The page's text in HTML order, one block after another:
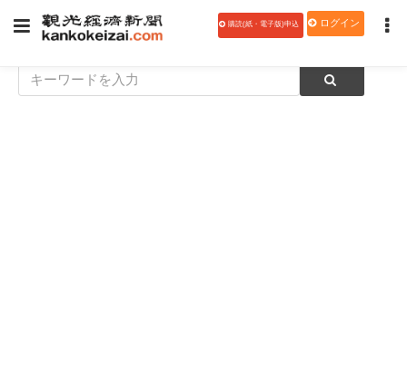
購読(紙・電子版)申込 ログイン